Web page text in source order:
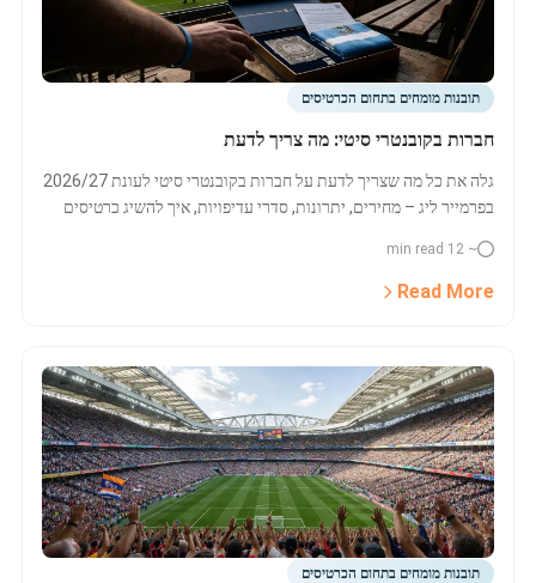
תובנות מומחים בתחום הכרטיסים
חברות בקובנטרי סיטי: מה צריך לדעת
גלה את כל מה שצריך לדעת על חברות בקובנטרי סיטי לעונת 2026/27
בפרמייר ליג – מחירים, יתרונות, סדרי עדיפויות, איך להשיג כרטיסים
~ 12 min read
Read More
תובנות מומחים בתחום הכרטיסים